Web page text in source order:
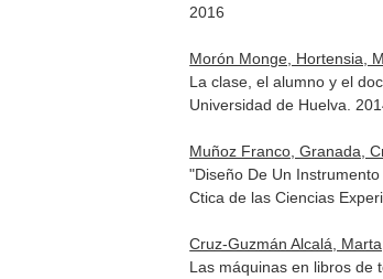
2016
Morón Monge, Hortensia,
La clase, el alumno y el
Universidad de Huelva.
Muñoz Franco, Granada,
"Diseño De Un
Ctica de las Ciencias
Cruz-Guzmán Alcalá,
Las máquinas en libros de